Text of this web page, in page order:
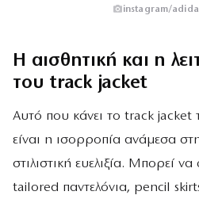
instagram/
Η αισθητική και η
του track jacket
Αυτό που κάνει το track jacket
είναι η ισορροπία ανάμεσα
στιλιστική ευελιξία. Μπορεί
tailored παντελόνια, pencil